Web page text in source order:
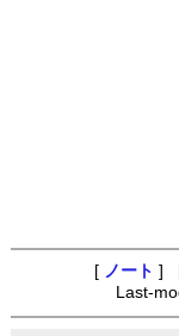
[ ノート ]
Last-